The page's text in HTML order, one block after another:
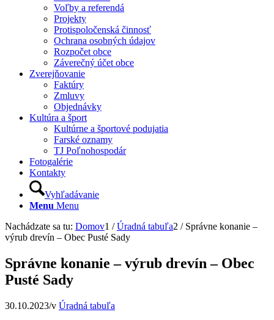
Voľby a referendá
Projekty
Protispoločenská činnosť
Ochrana osobných údajov
Rozpočet obce
Záverečný účet obce
Zverejňovanie
Faktúry
Zmluvy
Objednávky
Kultúra a šport
Kultúrne a športové podujatia
Farské oznamy
TJ Poľnohospodár
Fotogalérie
Kontakty
Vyhľadávanie
Menu Menu
Nachádzate sa tu: Domov1 / Úradná tabuľa2 / Správne konanie –
výrub drevín – Obec Pusté Sady
Správne konanie – výrub drevín – Obec
Pusté Sady
30.10.2023/v Úradná tabuľa